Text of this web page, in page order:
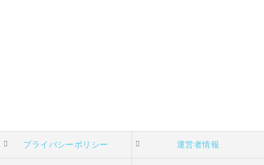
プライバシーポリシー 運営者情報